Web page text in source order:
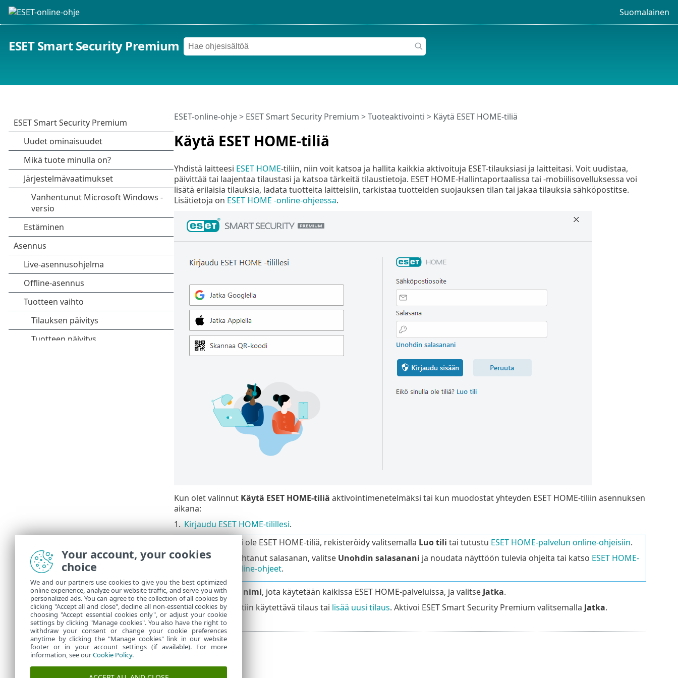
Suomalainen
ESET Smart Security Premium
Käytä ESET HOME-tiliä
ESET-online-ohje> ESET Smart Security Premium >Tuoteaktivointi > Käytä ESET HOME-tiliä
Yhdistä laitteesi ESET HOME-tiliin, niin voit katsoa ja hallita kaikkia aktivoituja ESET-tilauksiasi ja laitteitasi. Voit uudistaa,
päivittää tai laajentaa tilaustasi ja katsoa tärkeitä tilaustietoja. ESET HOME-Hallintaportaalissa tai -mobiilisovelluksessa voi
lisätä erilaisia tilauksia, ladata tuotteita laitteisiin, tarkistaa tuotteiden suojauksen tilan tai jakaa tilauksia sähköpostitse.
Lisätietoja on ESET HOME -online-ohjeessa.
Kun olet valinnut Käytä ESET HOME-tiliä aktivointimenetelmäksi tai kun muodostat yhteyden ESET HOME-tiliin asennuksen
aikana:
1. Kirjaudu ESET HOME-tilillesi.
Jos sinulla ei ole ESET HOME-tiliä, rekisteröidy valitsemalla Luo tili tai tutustu ESET HOME-palvelun online-ohjeisiin.
Jos olet unohtanut salasanan, valitse Unohdin salasanani ja noudata näyttöön tulevia ohjeita tai katso ESET HOME-
palvelun online-ohjeet.
2. AsetaLaitteen nimi, jota käytetään kaikissa ESET HOME-palveluissa, ja valitse Jatka.
3. Valitse aktivointiin käytettävä tilaus tai lisää uusi tilaus. Aktivoi ESET Smart Security Premium valitsemalla Jatka.
Your account, your cookies
choice
We and our partners use cookies to give you the best optimized
online experience, analyze our website traffic, and serve you with
personalized ads. You can agree to the collection of all cookies by
clicking "Accept all and close", decline all non-essential cookies by
choosing "Accept essential cookies only", or adjust your cookie
settings by clicking "Manage cookies". You also have the right to
withdraw your consent or change your cookie preferences
anytime by clicking the "Manage cookies" link in our website
footer or in your account settings (if available). For more
information, see ourCookie Policy.